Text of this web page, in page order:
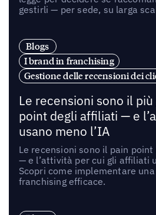
gestirli — per sede, su larga
Blogs
I brand in franchising
Gestione delle recensioni dei
Le recensioni sono il
point degli affiliati — e
usano meno l’IA
Le recensioni sono il pain
— e l’attività per cui gli affiliati
Scopri come implementare
franchising efficace.